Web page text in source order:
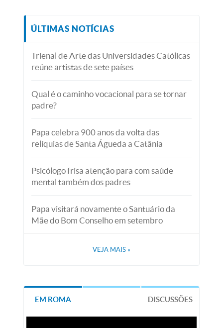
ÚLTIMAS NOTÍCIAS
Trienal de Arte das Universidades Católicas
reúne artistas de sete países
Qual é o caminho vocacional para se tornar
padre?
Papa celebra 900 anos da volta das
relíquias de Santa Águeda a Catânia
Psicólogo frisa atenção para com saúde
mental também dos padres
Papa visitará novamente o Santuário da
Mãe do Bom Conselho em setembro
VEJA MAIS »
EM ROMA DISCUSSÕES